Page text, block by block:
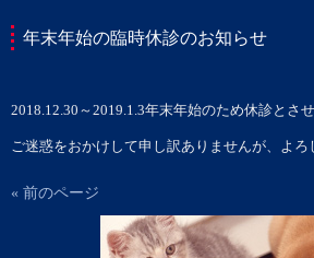
年末年始の臨時休診のお知らせ
2018.12.30～2019.1.3年末年始のため休診とさ
ご迷惑をおかけして申し訳ありませんが、よろ
« 前のページ